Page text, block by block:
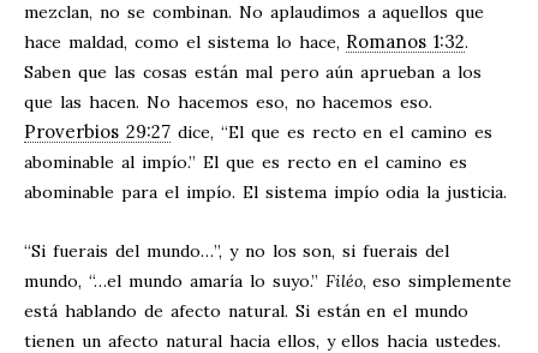
mezclan, no se combinan. No aplaudimos a aquellos que
hace maldad, como el sistema lo hace, Romanos 1:32.
Saben que las cosas están mal pero aún aprueban a los
que las hacen. No hacemos eso, no hacemos eso.
Proverbios 29:27dice, “El que es recto en el camino es
abominable al impío.” El que es recto en el camino es
abominable para el impío. El sistema impío odia la justicia.
“Si fuerais del mundo…”, y no los son, si fuerais del
mundo, “…el mundo amaría lo suyo.” Filéo, eso simplemente
está hablando de afecto natural. Si están en el mundo
tienen un afecto natural hacia ellos, y ellos hacia ustedes.